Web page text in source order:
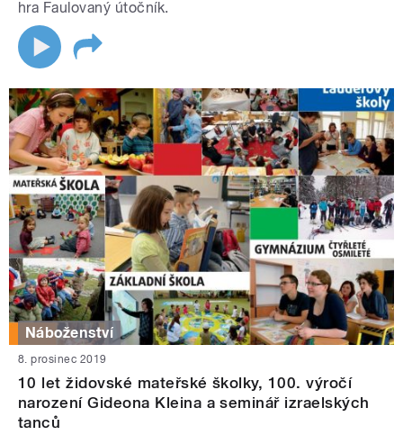
hra Faulovaný útočník.
Náboženství
8. prosinec 2019
10 let židovské mateřské školky, 100. výročí
narození Gideona Kleina a seminář izraelských
tanců